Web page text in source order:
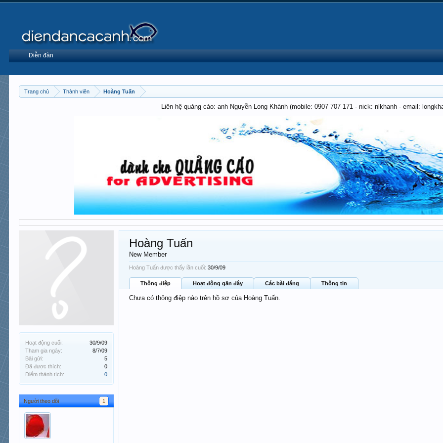
Trang chủ Thành viên Hoàng Tuấn
Liên hệ quảng cáo: anh Nguyễn Long Khánh (mobile: 0907 707 171 - nick: nlkhanh - email:
Hoạt động cuối:
30/9/09
Tham gia ngày:
8/7/09
Bài gửi:
5
Đã được thích:
0
Điểm thành tích:
0
Người theo dõi 1
Hoàng Tuấn
New Member
Hoàng Tuấn được thấy lần cuối: 30/9/09
Thông điệp Hoạt động gần đây Các bài đăng Thông tin
Chưa có thông điệp nào trên hồ sơ của Hoàng Tuấn.
Diễn đàn